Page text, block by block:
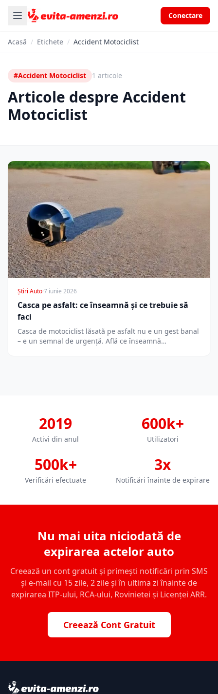
Conectare
Acasă / Etichete / Accident Motociclist
#Accident Motociclist 1 articole
Articole despre Accident
Motociclist
Știri Auto·7 iunie 2026
Casca pe asfalt: ce înseamnă și ce trebuie să
faci
Casca de motociclist lăsată pe asfalt nu e un gest banal
– e un semnal de urgență. Află ce înseamnă…
2019
Activi din anul
600k+
Utilizatori
500k+
Verificări efectuate
3x
Notificări înainte de expirare
Nu mai uita niciodată de
expirarea actelor auto
Creează un cont gratuit și primești notificări prin SMS
și e-mail cu 15 zile, 2 zile și în ultima zi înainte de
expirarea ITP-ului, RCA-ului, Rovinietei și Licenței ARR.
Creează Cont Gratuit